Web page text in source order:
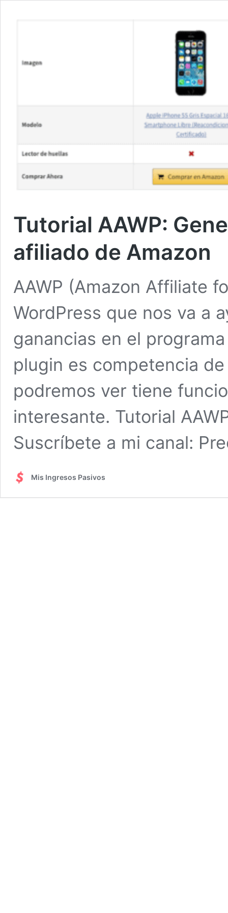
Tutorial AAWP:
afiliado de Amazon
AAWP (Amazon Affiliate
WordPress que nos va a
ganancias en el
plugin es competencia
podremos ver tiene
interesante. Tutorial
Suscríbete a mi canal:
Mis Ingresos Pasivos